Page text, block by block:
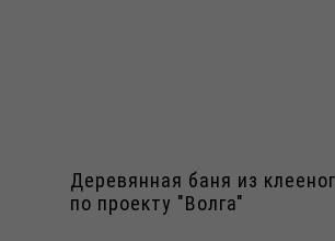
Деревянная баня из
по проекту "Волга"